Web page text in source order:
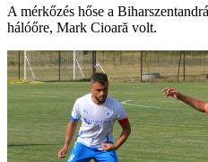
A mérkőzés hőse a
hálóőre, Mark Cioară volt.